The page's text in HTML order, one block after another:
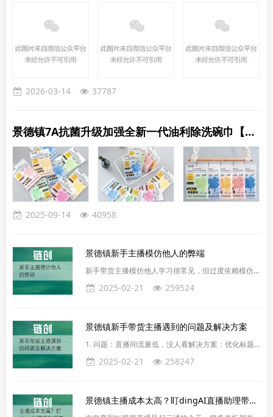
2026-03-14 37787
景德镇7A抗菌升级加强全新一代油利除洗碗巾【樱贝清洁巾】
2025-09-14 40958
景德镇新手主播模仿他人的弊端
新手带货主播模仿他人学习很常见，但过度依赖模仿会
影响长期发展：1. 缺乏个人特色，内容同质化（要练
自己的风格）观众审美疲劳：大量主播模仿相同话术、
多停留，甚至会对主播直播间产生厌倦的心理。难以建
立辨识度：无法形成独特的“记忆点”，用户难以记住主
播，粉丝黏性低。2. 无法适配自身优势风格不匹配：
盲目模仿头部
2025-02-21 259524
景德镇新手带货主播遇到的问题及解决方案
1. 问题：直播间流量低，没人看解决方案：优化标题
和封面：标题要吸引人（如“新人首播！全场5折”），
封面用高清、有冲击力的图片。利用平台流量机制：直
包”等工具留住观众投流推广：适当使用平台的付费流
量工具（如抖音的“DOU+”）。连麦互动：与其他中小
2025-02-21 258247
景德镇主播成本太高？盯dingAI直播助理带你打破困局！